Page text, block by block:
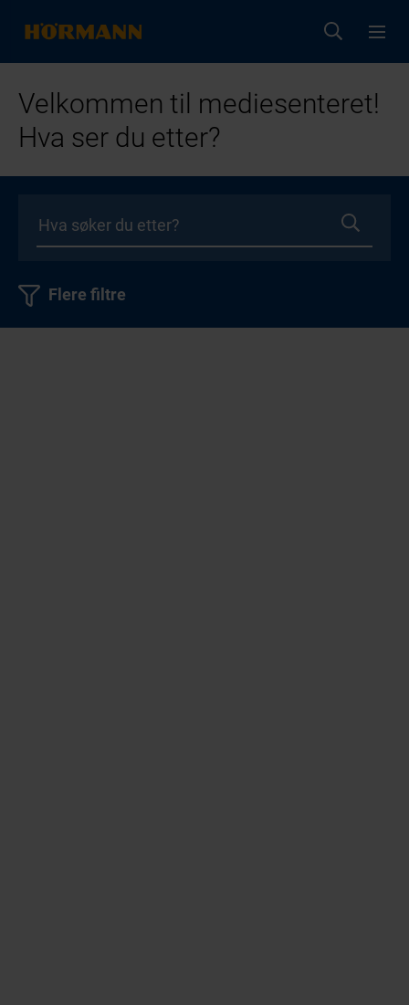
Velkommen til mediesenteret!
Hva ser du etter?
Flere filtre